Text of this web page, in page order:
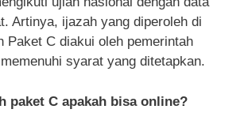
Artinya, ijazah yang diperoleh di
Paket C diakui oleh pemerintah
syarat yang ditetapkan.
paket C apakah bisa online?